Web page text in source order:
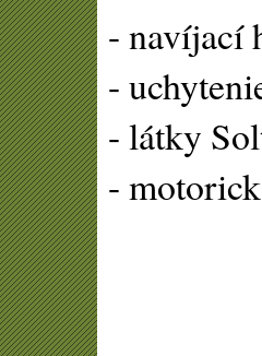
- navíjací
-
- látky
-